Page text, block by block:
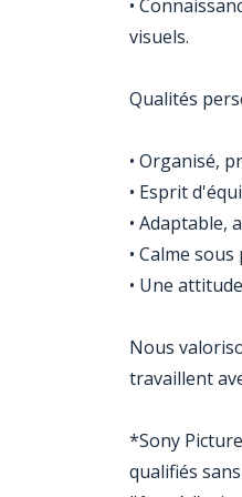
•
visuels.
Qualités
• Organisé,
• Esprit
• Adaptable,
• Calme
• Une
Nous
travaillent
*Sony
qualifiés